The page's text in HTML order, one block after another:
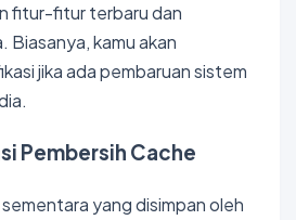
fitur-fitur terbaru dan
Biasanya, kamu akan
jika ada pembaruan sistem
Pembersih Cache
yang disimpan oleh